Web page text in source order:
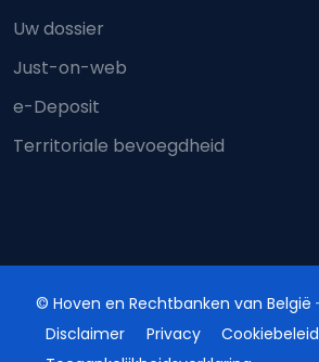
Uw dossier
Just-on-web
e-Deposit
Territoriale bevoegdheid
© Hoven en Rechtbanken van België
Disclaimer
Privacy
Cookiebeleid